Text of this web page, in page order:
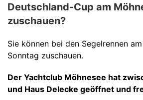
Deutschland-Cup am
zuschauen?
Sie können bei den Segelrennen
Sonntag zuschauen.
Der Yachtclub Möhnesee hat
und Haus Delecke geöffnet und